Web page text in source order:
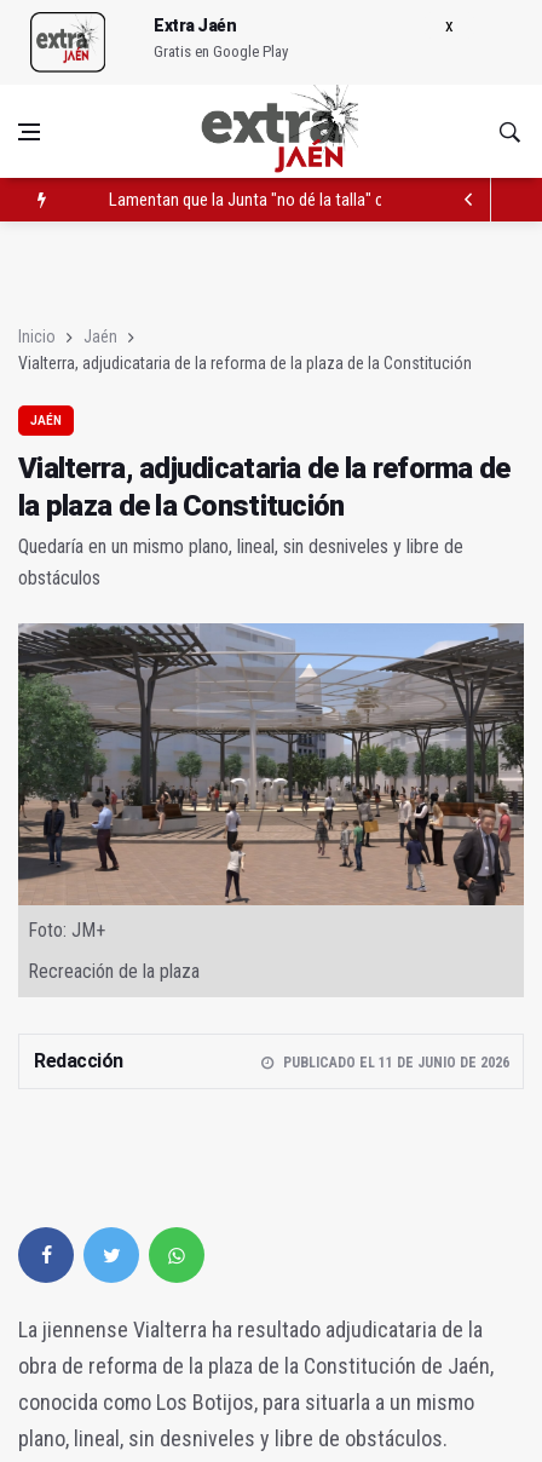
Extra Jaén
Gratis en Google Play
Lamentan que la Junta "no dé la talla" con las políticas de
Inicio
Jaén
Vialterra, adjudicataria de la reforma de la plaza de la Constitución
JAÉN
Vialterra, adjudicataria de la reforma de
la plaza de la Constitución
Quedaría en un mismo plano, lineal, sin desniveles y libre de
obstáculos
Foto: JM+
Recreación de la plaza
Redacción PUBLICADO EL 11 DE JUNIO DE 2026
La jiennense Vialterra ha resultado adjudicataria de la
obra de reforma de la plaza de la Constitución de Jaén,
conocida como Los Botijos, para situarla a un mismo
plano, lineal, sin desniveles y libre de obstáculos.